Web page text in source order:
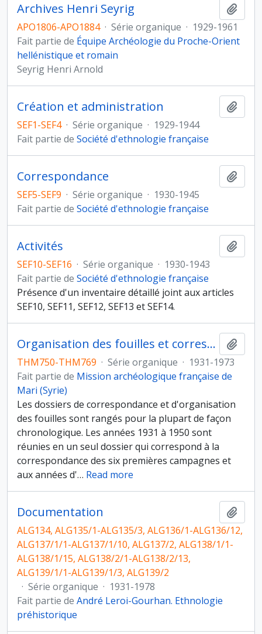
Archives Henri Seyrig
APO1806-APO1884 · Série organique · 1929-1961
Fait partie de Équipe Archéologie du Proche-Orient
hellénistique et romain
Seyrig Henri Arnold
Création et administration
SEF1-SEF4 · Série organique · 1929-1944
Fait partie de Société d'ethnologie française
Correspondance
SEF5-SEF9 · Série organique · 1930-1945
Fait partie de Société d'ethnologie française
Activités
SEF10-SEF16 · Série organique · 1930-1943
Fait partie de Société d'ethnologie française
Présence d'un inventaire détaillé joint aux articles
SEF10, SEF11, SEF12, SEF13 et SEF14.
Organisation des fouilles et correspondance
THM750-THM769 · Série organique · 1931-1973
Fait partie de Mission archéologique française de
Mari (Syrie)
Les dossiers de correspondance et d'organisation
des fouilles sont rangés pour la plupart de façon
chronologique. Les années 1931 à 1950 sont
réunies en un seul dossier qui correspond à la
correspondance des six premières campagnes et
aux années d'… Read more
Documentation
ALG134, ALG135/1-ALG135/3, ALG136/1-ALG136/12,
ALG137/1/1-ALG137/1/10, ALG137/2, ALG138/1/1-
ALG138/1/15, ALG138/2/1-ALG138/2/13,
ALG139/1/1-ALG139/1/3, ALG139/2
· Série organique · 1931-1978
Fait partie de André Leroi-Gourhan. Ethnologie
préhistorique